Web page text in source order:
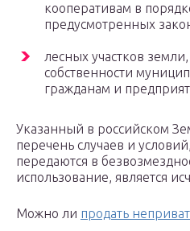
кооперативам в
предусмотренных
лесных участков
собственности
гражданам и
Указанный в российском
перечень случаев и
передаются в
использование, является
Можно ли продать